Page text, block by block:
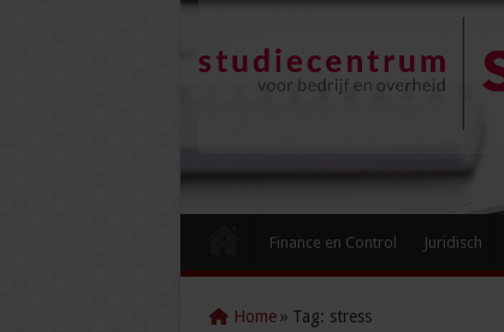
Finance en Control Juridisch
Home » Tag: stress